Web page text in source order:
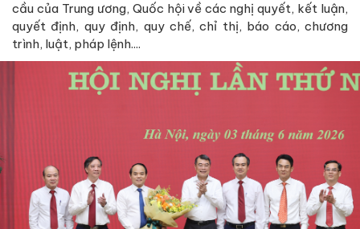
cầu của Trung ương, Quốc hội về các nghị quyết, kết luận,
quyết định, quy định, quy chế, chỉ thị, báo cáo, chương
trình, luật, pháp lệnh....